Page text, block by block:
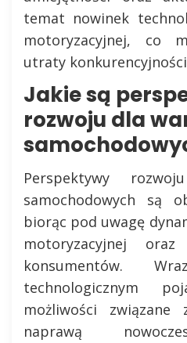
temat nowinek
motoryzacyjnej, co
utraty
Jakie są
rozwoju dla
Perspektywy
samochodowych są
biorąc pod uwagę
motoryzacyjnej
konsumentów.
technologicznym
możliwości
naprawą